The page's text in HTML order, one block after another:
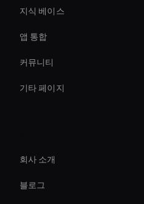
지식 베이스
앱 통합
커뮤니티
기타 페이지
Agentic Ai For Customer Support
AI 기업 비디오 에디터
회사 소개
블로그